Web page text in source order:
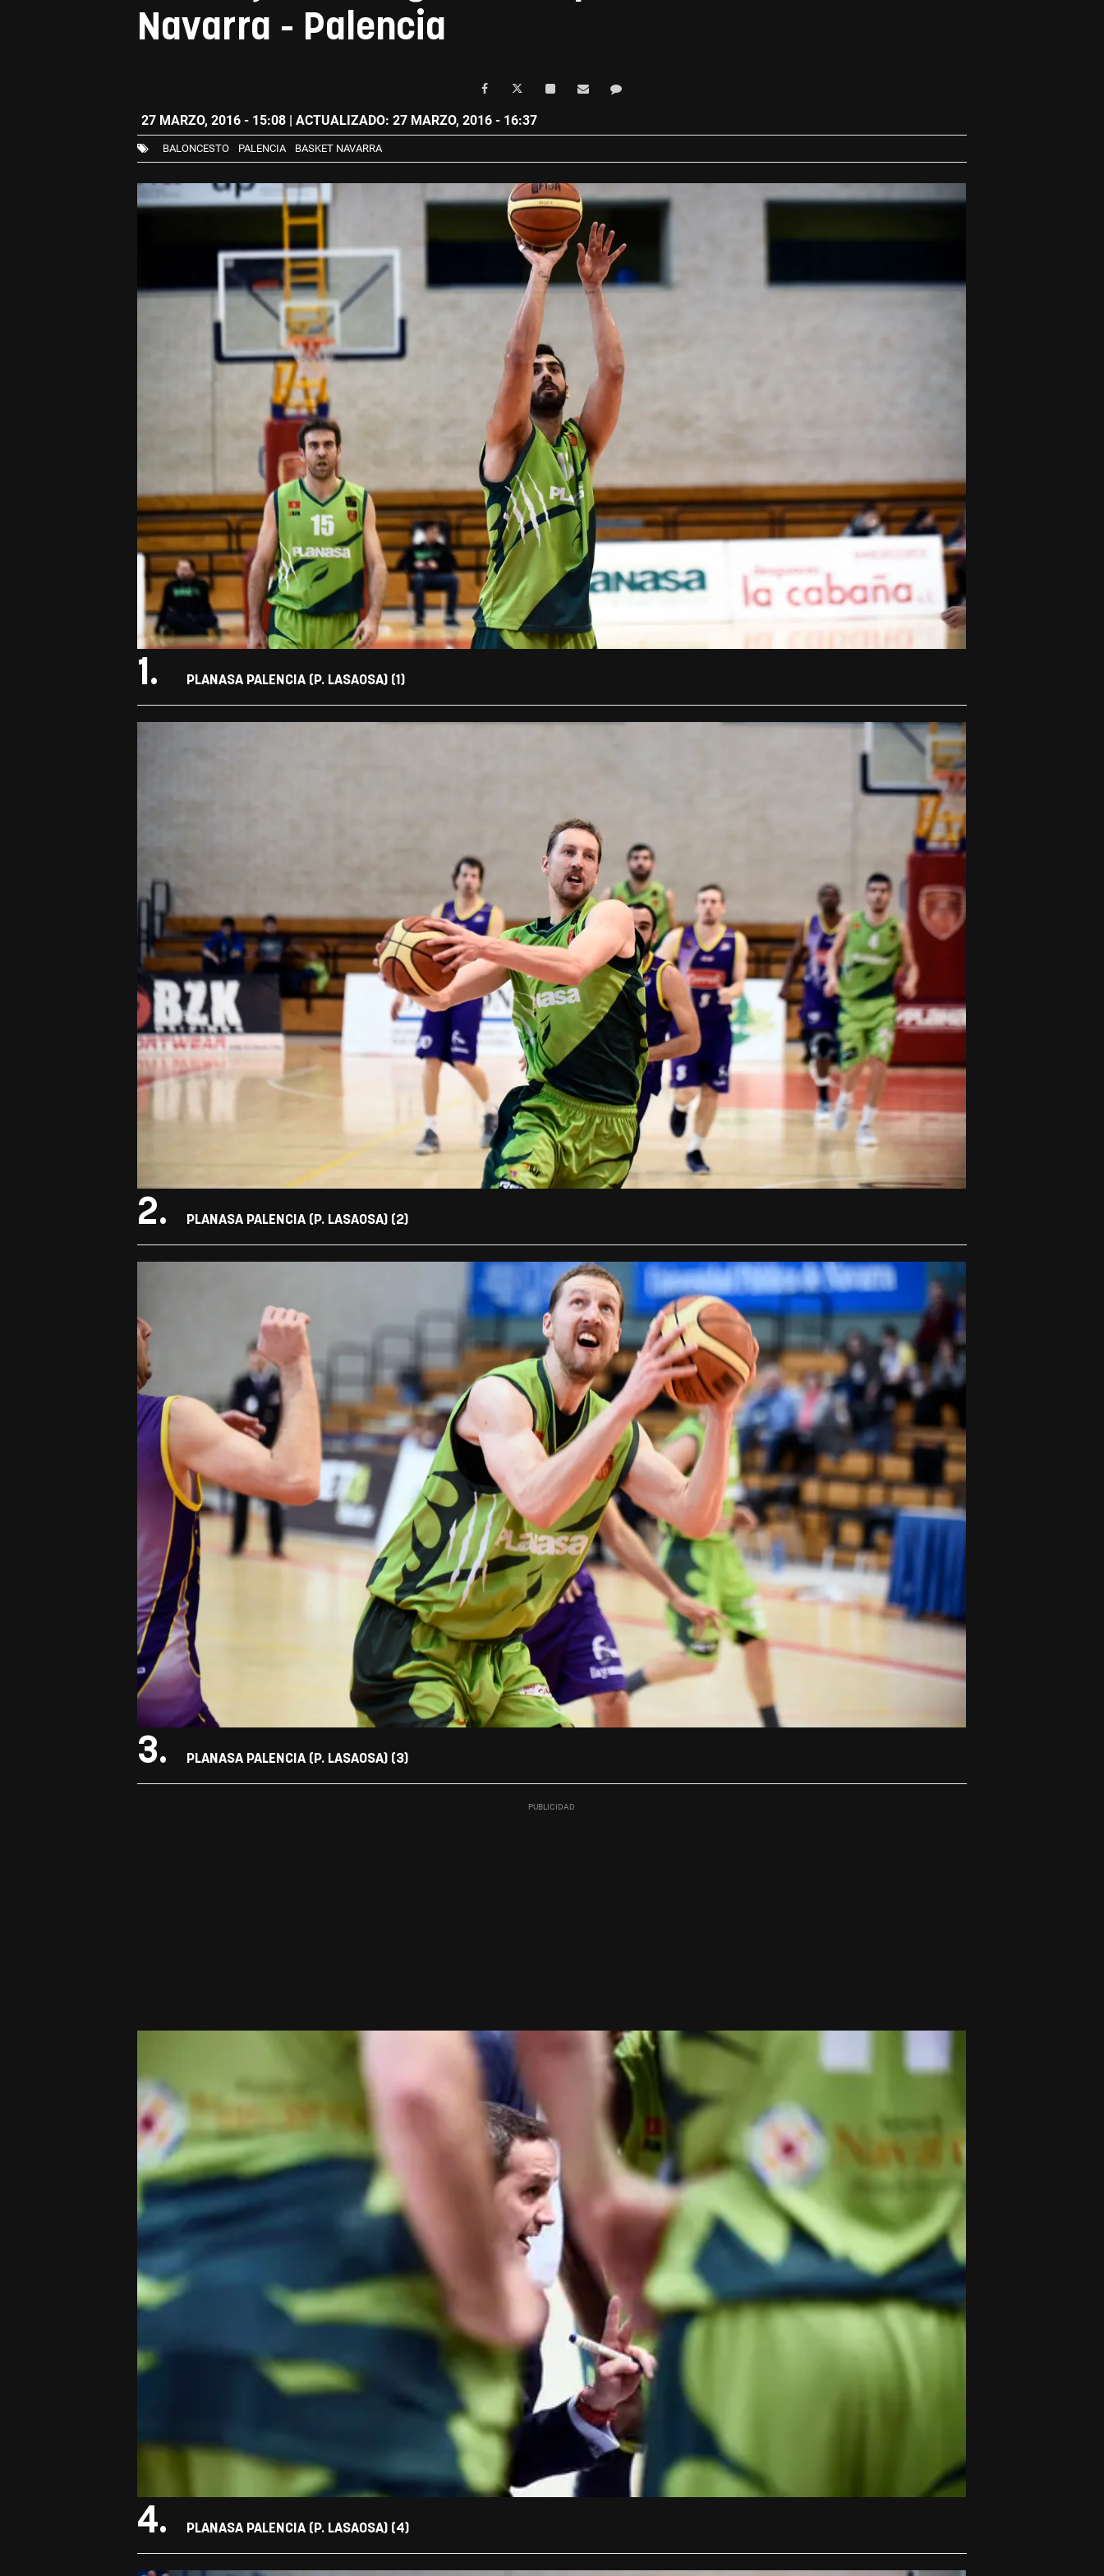
Navarra - Palencia
27 MARZO, 2016 - 15:08| ACTUALIZADO: 27 MARZO, 2016 - 16:37
BALONCESTO PALENCIA BASKET NAVARRA
1. PLANASA PALENCIA (P. LASAOSA) (1)
2. PLANASA PALENCIA (P. LASAOSA) (2)
3. PLANASA PALENCIA (P. LASAOSA) (3)
4. PLANASA PALENCIA (P. LASAOSA) (4)